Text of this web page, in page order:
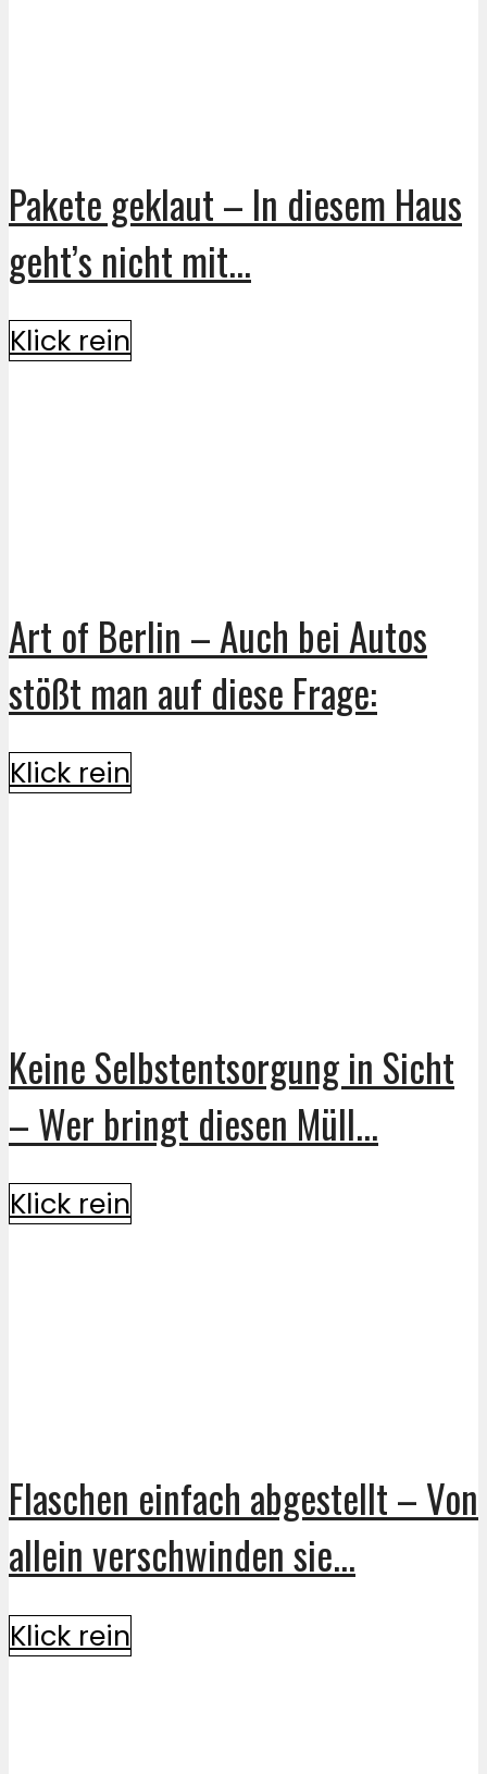
Pakete geklaut – In diesem Haus
geht’s nicht mit...
Klick rein
Art of Berlin – Auch bei Autos
stößt man auf diese Frage:
Klick rein
Keine Selbstentsorgung in Sicht
– Wer bringt diesen Müll...
Klick rein
Flaschen einfach abgestellt – Von
allein verschwinden sie...
Klick rein